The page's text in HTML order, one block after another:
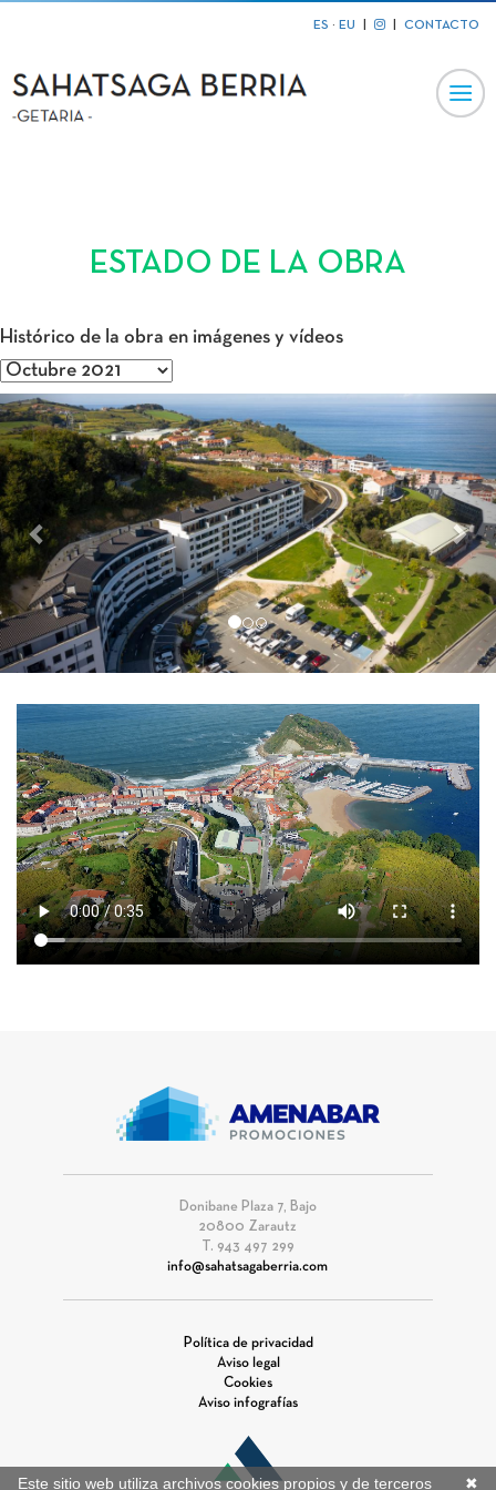
ES · EU CONTACTO
ESTADO DE LA OBRA
Histórico de la obra en imágenes y vídeos
Donibane Plaza 7, Bajo
20800 Zarautz
T. 943 497 299
info@sahatsagaberria.com
Política de privacidad
Aviso legal
Cookies
Aviso infografías
✖
Este sitio web utiliza archivos cookies propios y de terceros